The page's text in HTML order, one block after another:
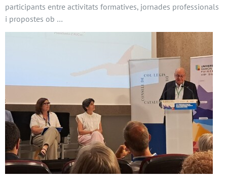
participants entre activitats formatives, jornades professionals
i propostes ob …